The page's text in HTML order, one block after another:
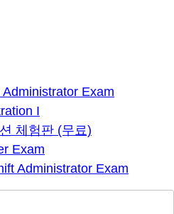
Exam
I
체험판 (무료)
Exam
Administrator Exam